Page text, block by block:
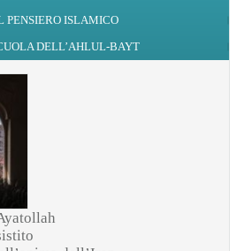
PENSIERO ISLAMICO
DELL’AHLUL-BAYT